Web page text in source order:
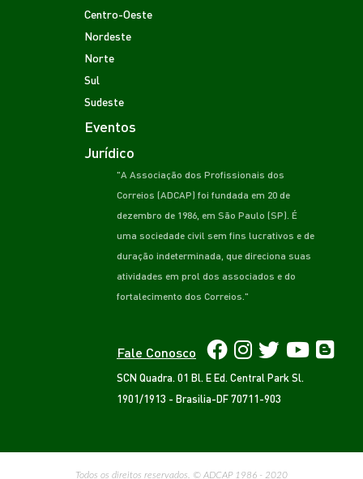
Centro-Oeste
Nordeste
Norte
Sul
Sudeste
Eventos
Jurídico
"A Associação dos Profissionais dos
Correios (ADCAP) foi fundada em 20 de
dezembro de 1986, em São Paulo (SP). É
uma sociedade civil sem fins lucrativos e de
duração indeterminada, que direciona suas
atividades em prol dos associados e do
fortalecimento dos Correios."
Fale Conosco
SCN Quadra. 01 Bl. E Ed. Central Park Sl.
1901/1913 - Brasilia-DF 70711-903
Todos os direitos reservados. © ADCAP 1986 - 2020